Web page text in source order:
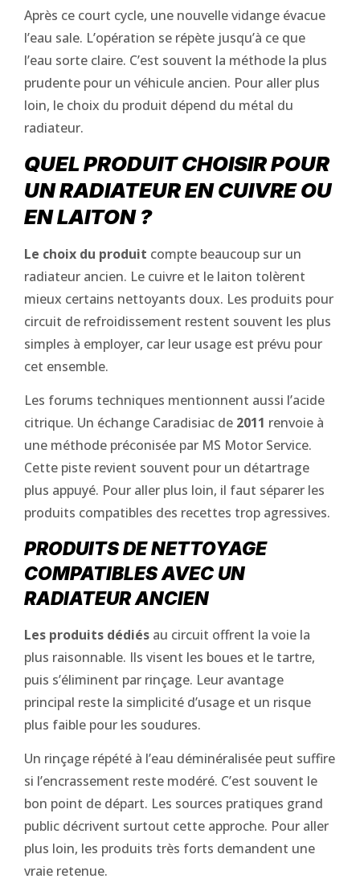
Après ce court cycle, une nouvelle vidange évacue
l’eau sale. L’opération se répète jusqu’à ce que
l’eau sorte claire. C’est souvent la méthode la plus
prudente pour un véhicule ancien. Pour aller plus
loin, le choix du produit dépend du métal du
radiateur.
QUEL PRODUIT CHOISIR POUR
UN RADIATEUR EN CUIVRE OU
EN LAITON ?
Le choix du produit compte beaucoup sur un
radiateur ancien. Le cuivre et le laiton tolèrent
mieux certains nettoyants doux. Les produits pour
circuit de refroidissement restent souvent les plus
simples à employer, car leur usage est prévu pour
cet ensemble.
Les forums techniques mentionnent aussi l’acide
citrique. Un échange Caradisiac de 2011 renvoie à
une méthode préconisée par MS Motor Service.
Cette piste revient souvent pour un détartrage
plus appuyé. Pour aller plus loin, il faut séparer les
produits compatibles des recettes trop agressives.
PRODUITS DE NETTOYAGE
COMPATIBLES AVEC UN
RADIATEUR ANCIEN
Les produits dédiés au circuit offrent la voie la
plus raisonnable. Ils visent les boues et le tartre,
puis s’éliminent par rinçage. Leur avantage
principal reste la simplicité d’usage et un risque
plus faible pour les soudures.
Un rinçage répété à l’eau déminéralisée peut suffire
si l’encrassement reste modéré. C’est souvent le
bon point de départ. Les sources pratiques grand
public décrivent surtout cette approche. Pour aller
plus loin, les produits très forts demandent une
vraie retenue.